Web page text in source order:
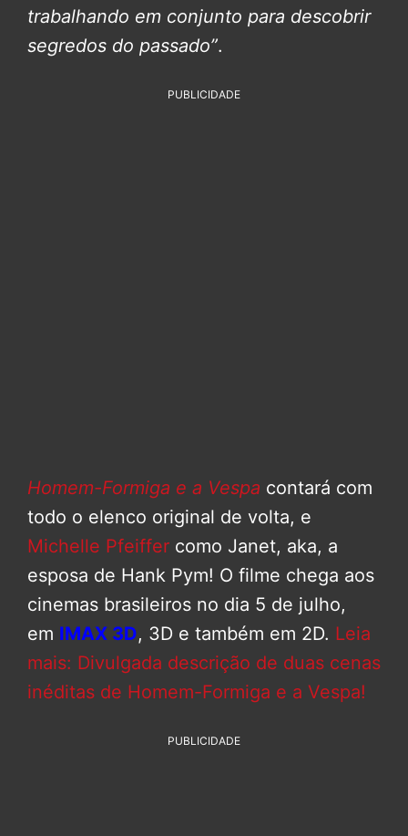
trabalhando em conjunto para descobrir
segredos do passado”.
PUBLICIDADE
Homem-Formiga e a Vespa contará com
todo o elenco original de volta, e
Michelle Pfeiffer como Janet, aka, a
esposa de Hank Pym! O filme chega aos
cinemas brasileiros no dia 5 de julho,
em IMAX 3D, 3D e também em 2D. Leia
mais: Divulgada descrição de duas cenas
inéditas de Homem-Formiga e a Vespa!
PUBLICIDADE